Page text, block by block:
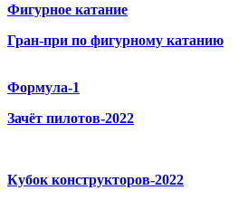
Фигурное катание
Гран-при по фигурному катанию
Формула-1
Зачёт пилотов-2022
Кубок конструкторов-2022